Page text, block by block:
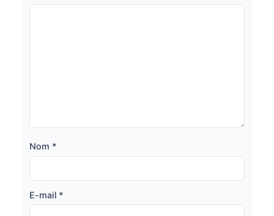
Nom *
E-mail *